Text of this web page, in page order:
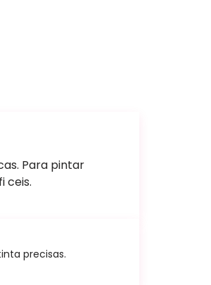
Para pintar
ceis.
precisas.